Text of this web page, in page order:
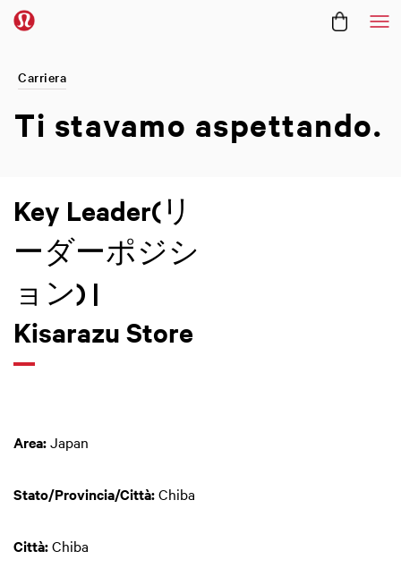
Carriera
Ti stavamo aspettando.
Key Leader(リ
ーダーポジシ
ョン) |
Kisarazu Store
Area:Japan
Stato/Provincia/Città:Chiba
Città:Chiba